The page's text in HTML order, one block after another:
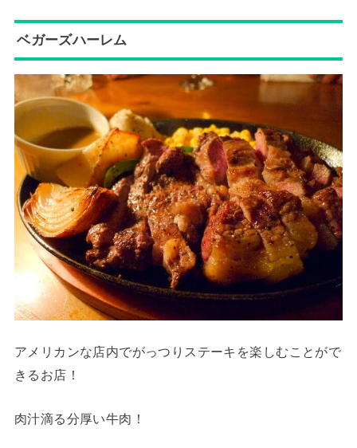
ベガーズハーレム
アメリカンな店内でがっつりステーキを楽しむことがで
きるお店！
肉汁滴る分厚い牛肉！